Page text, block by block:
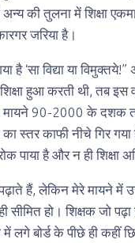
की तुलना में शिक्षा
जरिया है।
है ‘सा विद्या या
हुआ करती थी, तब इस
मायने 90-2000 के दशक
का स्तर काफी नीचे गिर
पाया है और न ही शिक्षा
हैं, लेकिन मेरे मायने में
हो। शिक्षक जो
में लगे बोर्ड के पीछे ही कहीं